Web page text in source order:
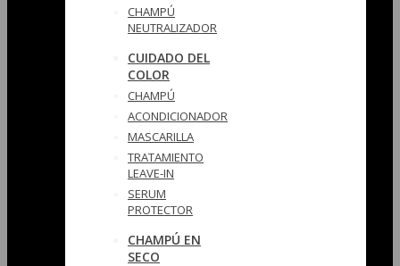
CHAMPÚ
NEUTRALIZADOR
CUIDADO DEL
COLOR
CHAMPÚ
ACONDICIONADOR
MASCARILLA
TRATAMIENTO
LEAVE-IN
SERUM
PROTECTOR
CHAMPÚ EN
SECO